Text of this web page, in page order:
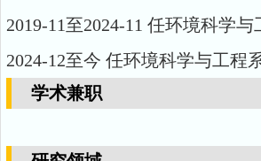
2019-11至2024-11 任环境科学与
2024-12至今 任环境科学与工程
学术兼职